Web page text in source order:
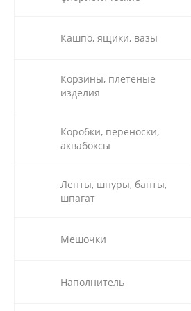
Кашпо, ящики, вазы
Корзины, плетеные
изделия
Коробки, переноски,
аквабоксы
Ленты, шнуры, банты,
шпагат
Мешочки
Наполнитель